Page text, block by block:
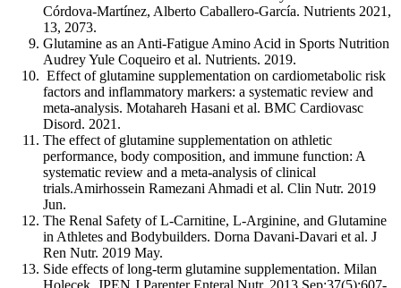
Córdova-Martínez, Alberto Caballero-García. Nutrients 2021,
13, 2073.
Glutamine as an Anti-Fatigue Amino Acid in Sports Nutrition
Audrey Yule Coqueiro et al. Nutrients. 2019.
Effect of glutamine supplementation on cardiometabolic risk
factors and inflammatory markers: a systematic review and
meta-analysis. Мotahareh Hasani et al. BMC Cardiovasc
Disord. 2021.
The effect of glutamine supplementation on athletic
performance, body composition, and immune function: A
systematic review and a meta-analysis of clinical
trials.Amirhossein Ramezani Ahmadi et al. Clin Nutr. 2019
Jun.
The Renal Safety of L-Carnitine, L-Arginine, and Glutamine
in Athletes and Bodybuilders. Dorna Davani-Davari et al. J
Ren Nutr. 2019 May.
Side effects of long-term glutamine supplementation. Milan
Holecek. JPEN J Parenter Enteral Nutr. 2013 Sep;37(5):607-